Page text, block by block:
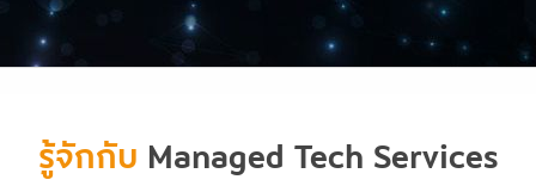
รู้จักกับ Managed Tech Services